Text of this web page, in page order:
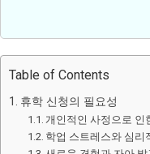
Table of Contents
휴학 신청의 필요성
개인적인 사정으로 인
학업 스트레스와 심리